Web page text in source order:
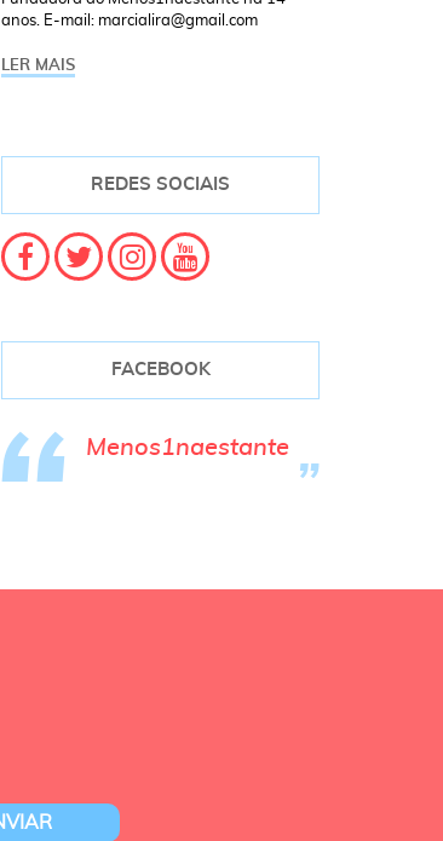
anos. E-mail: marcialira@gmail.com
LER MAIS
REDES SOCIAIS
FACEBOOK
Menos1naestante